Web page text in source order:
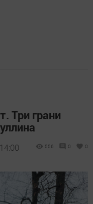
Три грани
556 0 0